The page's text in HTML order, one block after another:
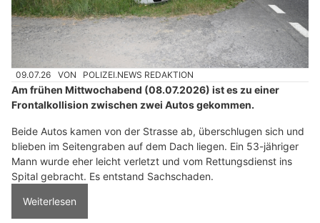
09.07.26 VON POLIZEI.NEWS REDAKTION
Am frühen Mittwochabend (08.07.2026) ist es zu einer
Frontalkollision zwischen zwei Autos gekommen.
Beide Autos kamen von der Strasse ab, überschlugen sich und
blieben im Seitengraben auf dem Dach liegen. Ein 53-jähriger
Mann wurde eher leicht verletzt und vom Rettungsdienst ins
Spital gebracht. Es entstand Sachschaden.
Weiterlesen